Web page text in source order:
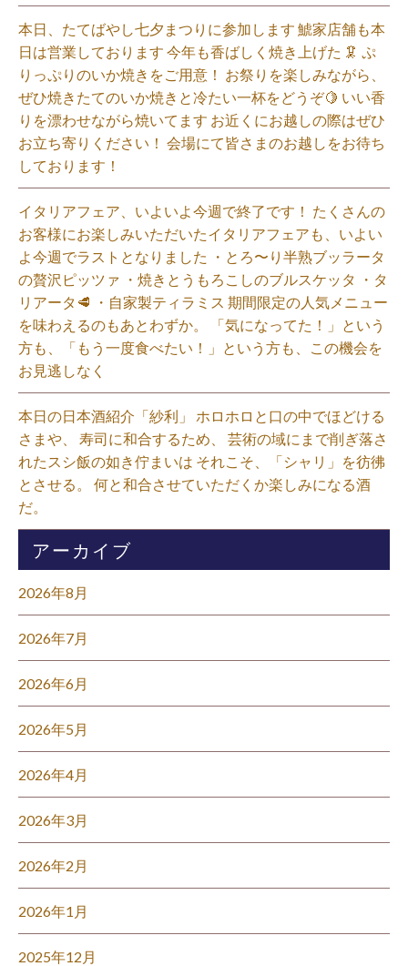
本日、たてばやし七夕まつりに参加します 鯱家店舗も本
日は営業しております️ 今年も香ばしく焼き上げた 🦑 ぷ
りっぷりのいか焼きをご用意！ お祭りを楽しみながら、
ぜひ焼きたてのいか焼きと冷たい一杯をどうぞ🍋 いい香
りを漂わせながら焼いてます お近くにお越しの際はぜひ
お立ち寄りください！ 会場にて皆さまのお越しをお待ち
しております！
イタリアフェア、いよいよ今週で終了です！ たくさんの
お客様にお楽しみいただいたイタリアフェアも、いよい
よ今週でラストとなりました ・とろ〜り半熟ブッラータ
の贅沢ピッツァ ・焼きとうもろこしのブルスケッタ ・タ
リアータ🥩 ・自家製ティラミス 期間限定の人気メニュー
を味わえるのもあとわずか。 「気になってた！」という
方も、「もう一度食べたい！」という方も、この機会を
お見逃しなく⁡
本日の日本酒紹介「紗利」 ホロホロと口の中でほどける
さまや、 寿司に和合するため、 芸術の域にまで削ぎ落さ
れたスシ飯の如き佇まいは それこそ、「シャリ」を彷彿
とさせる。 何と和合させていただくか楽しみになる酒
だ。⁡
アーカイブ
2026年8月
2026年7月
2026年6月
2026年5月
2026年4月
2026年3月
2026年2月
2026年1月
2025年12月